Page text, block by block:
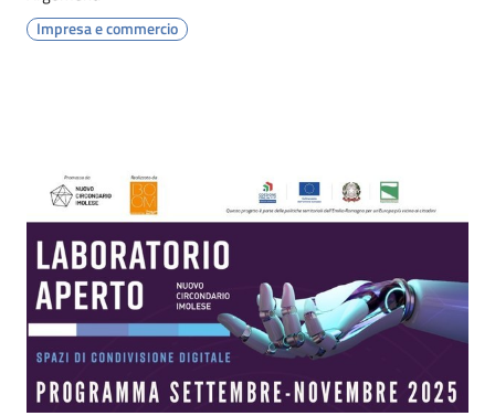
Impresa e commercio
Contenuto